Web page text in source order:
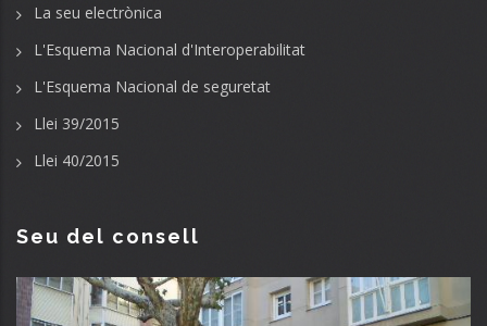
La seu electrònica
L'Esquema Nacional d'Interoperabilitat
L'Esquema Nacional de seguretat
Llei 39/2015
Llei 40/2015
Seu del consell